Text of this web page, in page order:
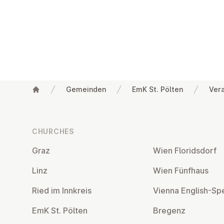
Gemeinden EmK St. Pölten
CHURCHES
Graz
Linz
Ried im Innkreis
EmK St. Pölten
Wien Flor­idsdorf
Wien Fünfhaus
Vienna English-
Bregenz